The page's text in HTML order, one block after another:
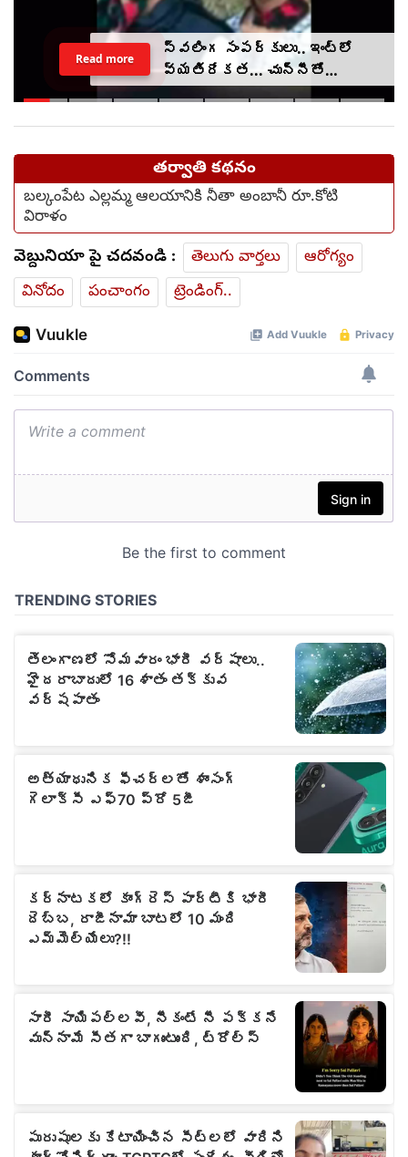
స్వలింగ సంపర్కులు.. ఇంట్లో
వ్యతిరేకత... చున్నీతో
ఉరేసుకుని ఆత్మహత్య
Read more
తర్వాతి కథనం
బల్కంపేట ఎల్లమ్మ ఆలయానికి నీతా అంబానీ రూ.కోటి
విరాళం
వెబ్దునియా పై చదవండి : తెలుగు వార్తలు
ఆరోగ్యం
వినోదం
పంచాంగం ట్రెండింగ్..